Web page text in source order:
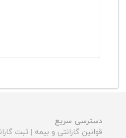
دسترسی سریع
قوانین گارانتی و بیمه | ثبت